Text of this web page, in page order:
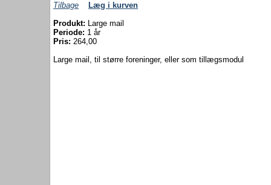
Tilbage
Læg i kurven
Produkt: Large mail
Periode: 1 år
Pris: 264,00
Large mail, til større foreninger, eller som tillægsmodul